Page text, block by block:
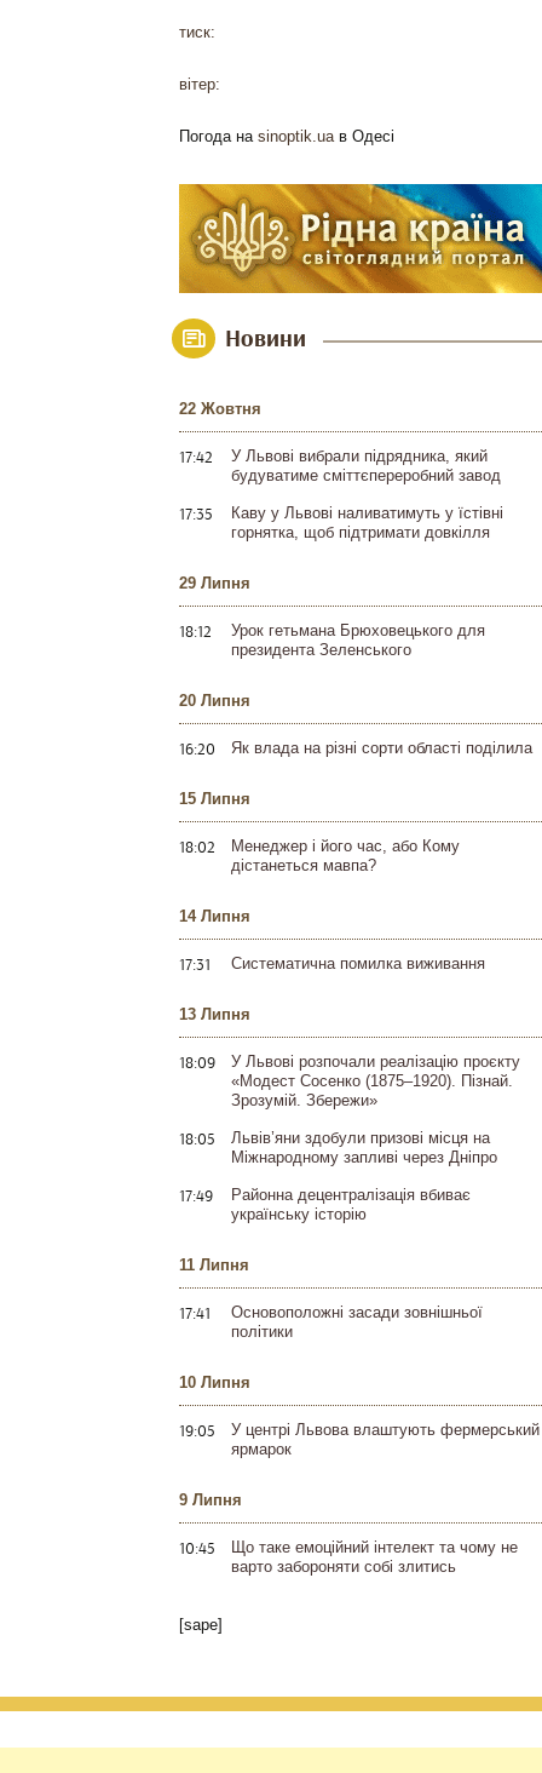
тиск:
вітер:
Погода на sinoptik.uaв Одесі
Новини
22 Жовтня
17:42
У Львові вибрали підрядника, який
будуватиме сміттєпереробний завод
17:35
Каву у Львові наливатимуть у їстівні
горнятка, щоб підтримати довкілля
29 Липня
18:12
Урок гетьмана Брюховецького для
президента Зеленського
20 Липня
16:20 Як влада на різні сорти області поділила
15 Липня
18:02
Менеджер і його час, або Кому
дістанеться мавпа?
14 Липня
17:31 Систематична помилка виживання
13 Липня
18:09
У Львові розпочали реалізацію проєкту
«Модест Сосенко (1875–1920). Пізнай.
Зрозумій. Збережи»
18:05
Львів’яни здобули призові місця на
Міжнародному запливі через Дніпро
17:49
Районна децентралізація вбиває
українську історію
11 Липня
17:41
Основоположні засади зовнішньої
політики
10 Липня
19:05
У центрі Львова влаштують фермерський
ярмарок
9 Липня
10:45
Що таке емоційний інтелект та чому не
варто забороняти собі злитись
[sape]